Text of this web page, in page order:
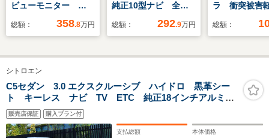
ビューモニター
BSM ドライブレコ
オーナー サンルーフ
総額： 358.8万円
純正10型ナビ 全周
囲カメラ 後席モニタ
ー両側電動スライド
ー ETC LEDヘッド
＆フォグ オートハイ
エアコン
総額： 292.9万円
ラ 衝突被害
テム 禁煙車
ン
ジ
総額：
シトロエン
C5セダン 3.0 エクスクルーシブ ハイドロ 黒革シー
ト キーレス ナビ TV ETC 純正18インチアルミホ
イール コンチネンタルタイヤ
販売店保証 購入プラン付
支払総額 本体価格